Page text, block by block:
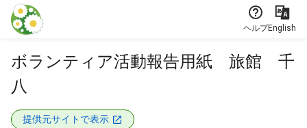
本文に飛ぶ
ヘルプEnglish
ボランティア活動報告用紙 旅館 千
八
提供元サイトで表示